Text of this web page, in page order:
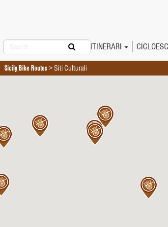
Search
for:
Primary
Menu
Skip
to
content
Sicily Bike Routes
ITINERARI
Sicily Bike Routes>Siti Culturali